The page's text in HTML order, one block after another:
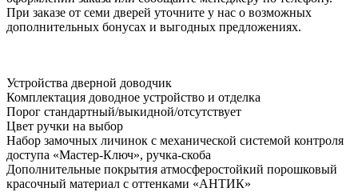
При заказе от семи дверей уточните у нас о возможных
дополнительных бонусах и выгодных предложениях.
Устройства дверной доводчик
Комплектация доводное устройство и отделка
Порог стандартный/выкидной/отсутствует
Цвет ручки на выбор
Набор замочных личинок с механической системой контроля
доступа «Мастер-Ключ», ручка-скоба
Дополнительные покрытия атмосферостойкий порошковый
красочный материал с оттенками «АНТИК»